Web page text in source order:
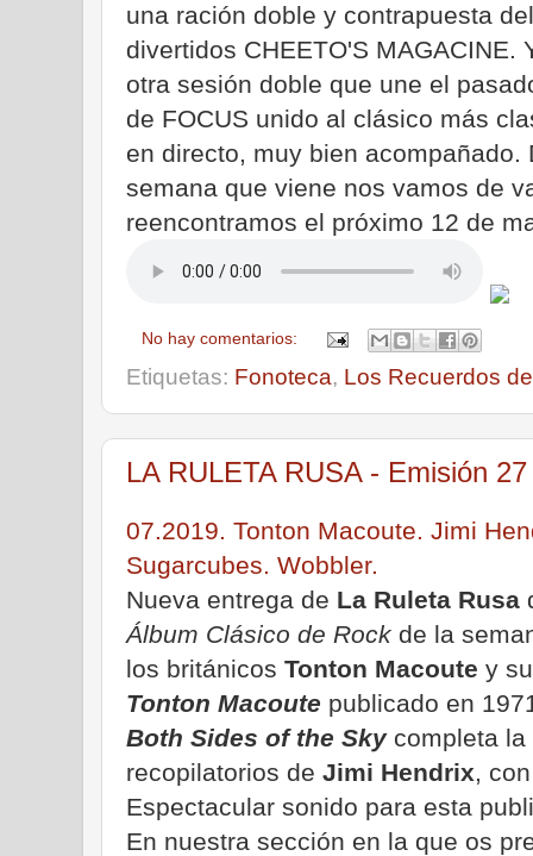
una ración doble y contrapuesta
divertidos CHEETO'S MAGACINE.
otra sesión doble que une el
de FOCUS unido al clásico más
en directo, muy bien
semana que viene nos vamos de
reencontramos el próximo 12 de
No hay comentarios:
Etiquetas: Fonoteca, Los Recuerdos
LA RULETA RUSA - Emisión
07.2019. Tonton Macoute. Jimi
Sugarcubes. Wobbler.
Nueva entrega de La Ruleta Rusa
Álbum Clásico de Rock de la
los británicos Tonton Macoute y
Tonton Macoute publicado en
Both Sides of the Skycompleta la
recopilatorios de Jimi Hendrix,
Espectacular sonido para esta
En nuestra sección en la que os